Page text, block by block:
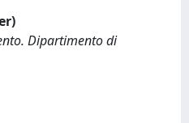
Dipartimento di